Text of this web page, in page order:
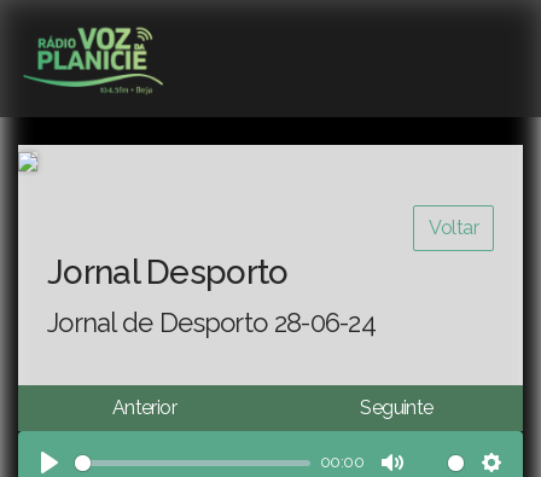
Voltar
Jornal Desporto
Jornal de Desporto 28-06-24
Anterior Seguinte
00:00